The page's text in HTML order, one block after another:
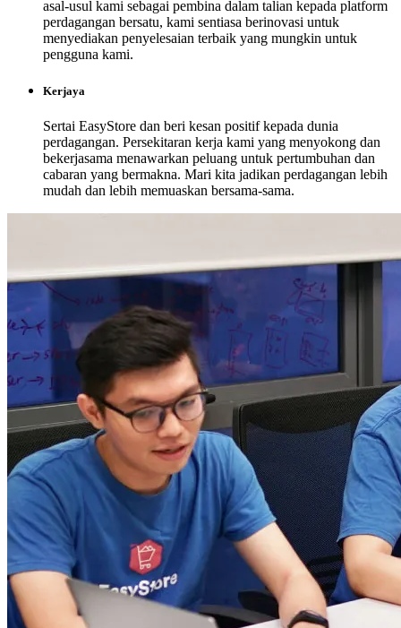
asal-usul kami sebagai pembina dalam talian kepada platform
perdagangan bersatu, kami sentiasa berinovasi untuk
menyediakan penyelesaian terbaik yang mungkin untuk
pengguna kami.
Kerjaya
Sertai EasyStore dan beri kesan positif kepada dunia
perdagangan. Persekitaran kerja kami yang menyokong dan
bekerjasama menawarkan peluang untuk pertumbuhan dan
cabaran yang bermakna. Mari kita jadikan perdagangan lebih
mudah dan lebih memuaskan bersama-sama.